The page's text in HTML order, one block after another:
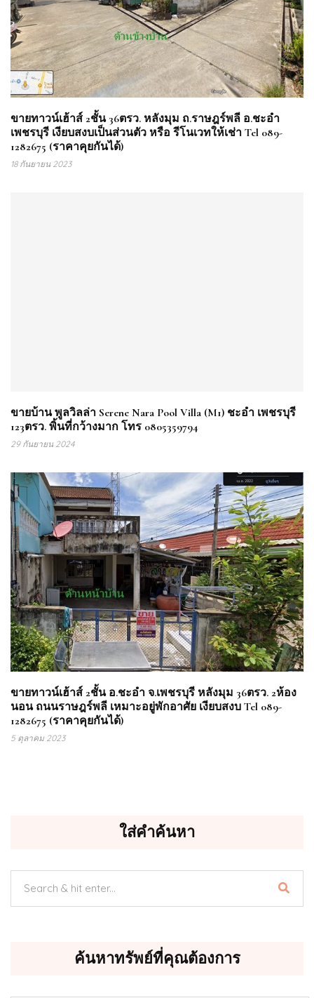
ขายทาวน์เฮ้าส์ 2ชั้น 36ตรว. หลังมุม ถ.ราษฎร์พลี อ.ชะอำ
เพชรบุรี เงียบสงบเป็นส่วนตัว หรือ รีโนเวทให้เช่า Tel 089-
1282675 (ราคาคุยกันได้)
18 กันยายน 2023
ขายบ้าน พูลวิลล่า Serene Nara Pool Villa (M1) ชะอำ เพชรบุรี
123ตรว. พิ้นที่กว้างมาก โทร 0805359794
29 กันยายน 2024
ขายทาวน์เฮ้าส์ 2ชั้น อ.ชะอำ จ.เพชรบุรี หลังมุม 36ตรว. 2ห้อง
นอน ถนนราษฎร์พลี เหมาะอยู่พักอาศัย เงียบสงบ Tel 089-
1282675 (ราคาคุยกันได้)
5 ตุลาคม 2023
ใส่คำค้นหา
ค้นหาทรัพย์ที่คุณต้องการ